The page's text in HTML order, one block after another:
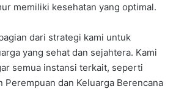
memiliki kesehatan yang optimal.
dari strategi kami untuk
yang sehat dan sejahtera. Kami
semua instansi terkait, seperti
Perempuan dan Keluarga Berencana